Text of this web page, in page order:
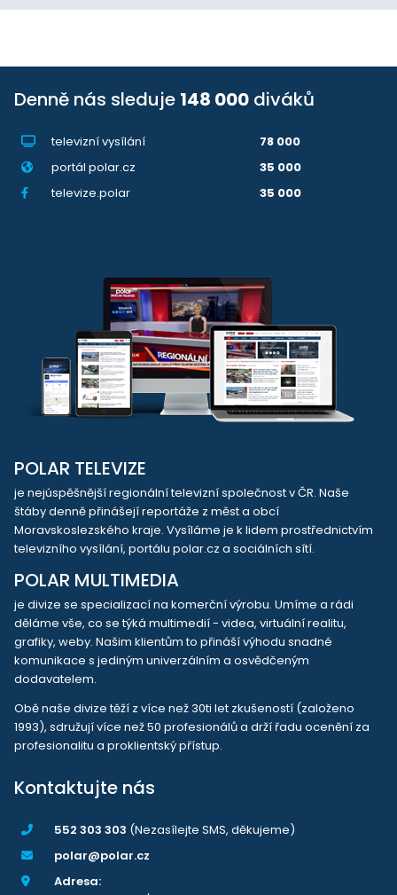
Denně nás sleduje 148 000 diváků
televizní vysílání
78 000
portál polar.cz
35 000
televize.polar
35 000
POLAR TELEVIZE
je nejúspěšnější regionální televizní společnost v ČR. Naše
štáby denně přinášejí reportáže z měst a obcí
Moravskoslezského kraje. Vysíláme je k lidem prostřednictvím
televizního vysílání, portálu polar.cz a sociálních sítí.
POLAR MULTIMEDIA
je divize se specializací na komerční výrobu. Umíme a rádi
děláme vše, co se týká multimedií - videa, virtuální realitu,
grafiky, weby. Našim klientům to přináší výhodu snadné
komunikace s jediným univerzálním a osvědčeným
dodavatelem.
Obě naše divize těží z více než 30ti let zkušeností (založeno
1993), sdružují více než 50 profesionálů a drží řadu ocenění za
profesionalitu a proklientský přístup.
Kontaktujte nás
552 303 303 (Nezasílejte SMS, děkujeme)
polar@polar.cz
Adresa: